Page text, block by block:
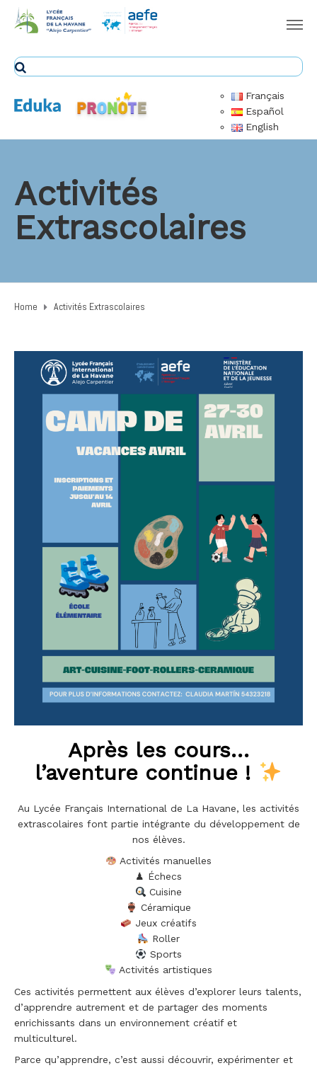
Français
Español
English
Activités
Extrascolaires
Home Activités Extrascolaires
Après les cours…
l’aventure continue !
Au Lycée Français International de La Havane, les activités
extrascolaires font partie intégrante du développement de
nos élèves.
Activités manuelles
♟ Échecs
Cuisine
Céramique
Jeux créatifs
Roller
Sports
Activités artistiques
Ces activités permettent aux élèves d’explorer leurs talents,
d’apprendre autrement et de partager des moments
enrichissants dans un environnement créatif et
multiculturel.
Parce qu’apprendre, c’est aussi découvrir, expérimenter et